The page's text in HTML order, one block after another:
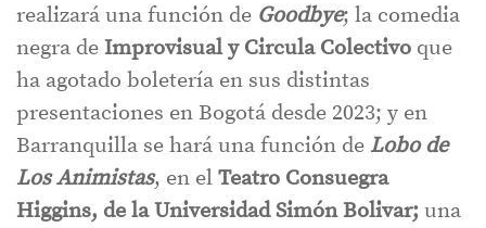
realizará una función de Goodbye; la comedia
negra de Improvisual y Circula Colectivo que
ha agotado boletería en sus distintas
presentaciones en Bogotá desde 2023; y en
Barranquilla se hará una función de Lobo de
Los Animistas, en el Teatro Consuegra
Higgins, de la Universidad Simón Bolivar; una